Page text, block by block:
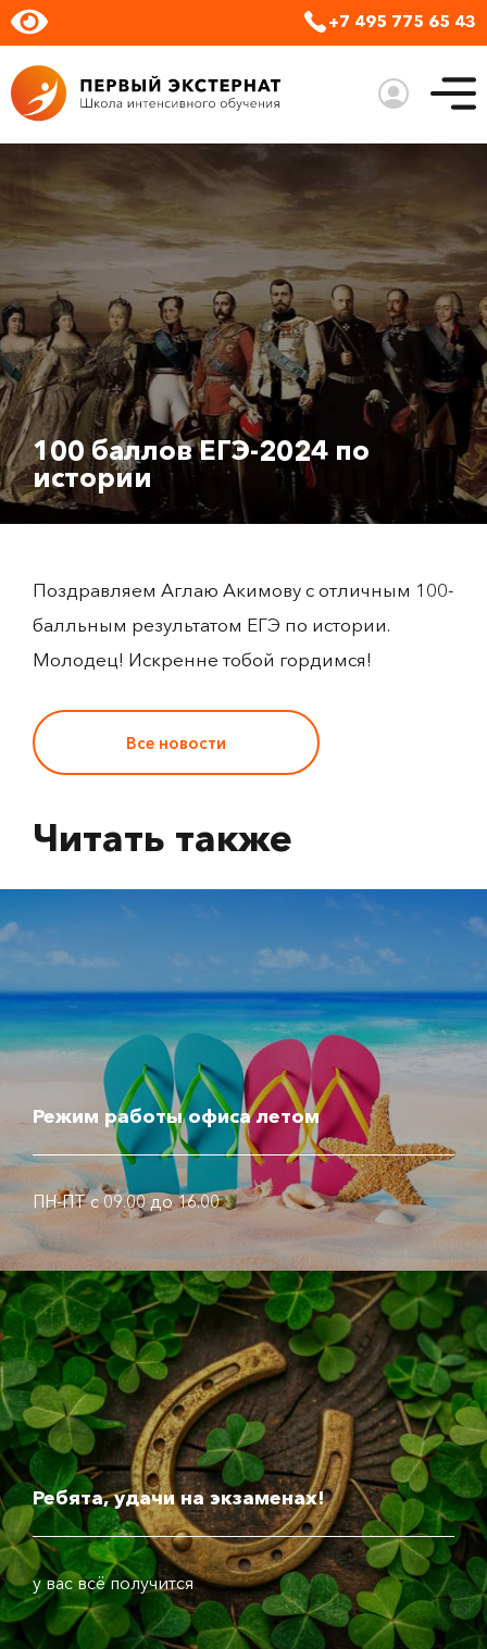
+7 495 775 65 43
100 баллов ЕГЭ-2024 по
истории
Поздравляем Аглаю Акимову с отличным 100-
балльным результатом ЕГЭ по истории.
Молодец! Искренне тобой гордимся!
Все новости
Читать также
Режим работы офиса летом
ПН-ПТ с 09.00 до 16.00
Ребята, удачи на экзаменах!
у вас всё получится